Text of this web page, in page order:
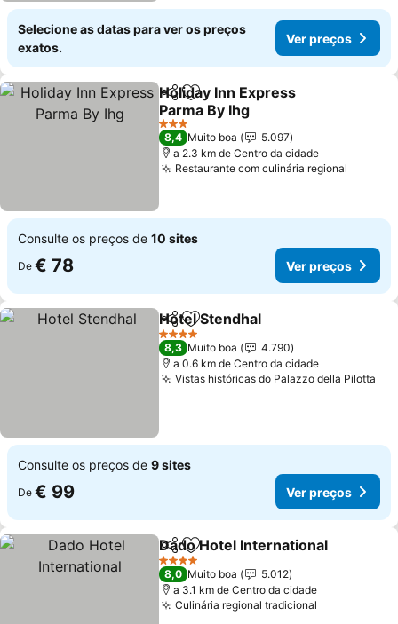
Selecione as datas para ver os preços
exatos.
Ver preços
PartilharAdicionar aos favoritos
Holiday Inn Express
Parma By Ihg
3 Estrelas
8,4 Muito boa
5.097
a 2.3 km de Centro da cidade
Restaurante com culinária regional
Consulte os preços de 10 sites
De € 78 Ver preços
PartilharAdicionar aos favoritos
Hotel Stendhal
4 Estrelas
8,3 Muito boa
4.790
a 0.6 km de Centro da cidade
Vistas históricas do Palazzo della Pilotta
Consulte os preços de 9 sites
De € 99 Ver preços
PartilharAdicionar aos favoritos
Dado Hotel International
4 Estrelas
8,0 Muito boa
5.012
a 3.1 km de Centro da cidade
Culinária regional tradicional